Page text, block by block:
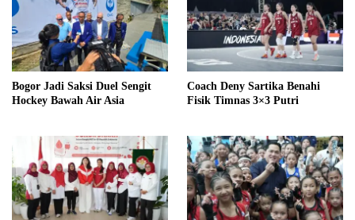
Bogor Jadi Saksi Duel Sengit
Hockey Bawah Air Asia
Coach Deny Sartika Benahi
Fisik Timnas 3×3 Putri